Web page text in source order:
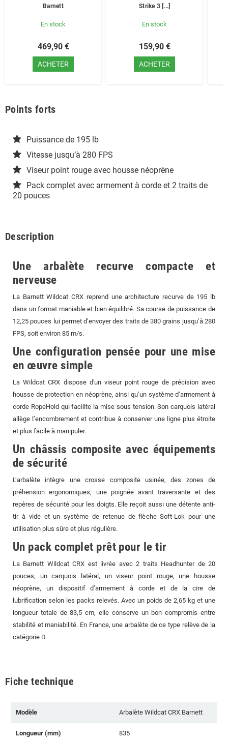
Barnett
En stock
469,90 €
ACHETER
Strike 3 [...]
En stock
159,90 €
ACHETER
Points forts
Puissance de 195 lb
Vitesse jusqu’à 280 FPS
Viseur point rouge avec housse néoprène
Pack complet avec armement à corde et 2 traits de
20 pouces
Description
Une arbalète recurve compacte et
nerveuse
La Barnett Wildcat CRX reprend une architecture recurve de 195 lb
dans un format maniable et bien équilibré. Sa course de puissance de
12,25 pouces lui permet d’envoyer des traits de 380 grains jusqu’à 280
FPS, soit environ 85 m/s.
Une configuration pensée pour une mise
en œuvre simple
La Wildcat CRX dispose d'un viseur point rouge de précision avec
housse de protection en néoprène, ainsi qu’un système d’armement à
corde RopeHold qui facilite la mise sous tension. Son carquois latéral
allège l’encombrement et contribue à conserver une ligne plus étroite
et plus facile à manipuler.
Un châssis composite avec équipements
de sécurité
L’arbalète intègre une crosse composite usinée, des zones de
préhension ergonomiques, une poignée avant traversante et des
repères de sécurité pour les doigts. Elle reçoit aussi une détente anti-
tir à vide et un système de retenue de flèche Soft-Lok pour une
utilisation plus sûre et plus régulière.
Un pack complet prêt pour le tir
La Barnett Wildcat CRX est livrée avec 2 traits Headhunter de 20
pouces, un carquois latéral, un viseur point rouge, une housse
néoprène, un dispositif d’armement à corde et de la cire de
lubrification selon les packs relevés. Avec un poids de 2,65 kg et une
longueur totale de 83,5 cm, elle conserve un bon compromis entre
stabilité et maniabilité. En France, une arbalète de ce type relève de la
catégorie D.
Fiche technique
Modèle Arbalète Wildcat CRX Barnett
Longueur (mm) 835